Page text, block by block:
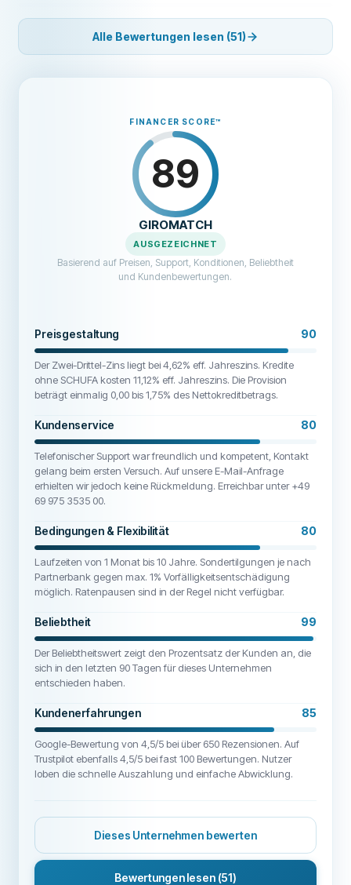
Versicherungen, Kreditkarten usw angeboten. Es wird kein echter
Kreditvertrag mit Laufzeit und Kredithöhe erstellt, also eine reine
Abzock- und Betrugsmasche. Giromatch ist Betrug genau wie
Alle Bewertungen lesen (51)
FINANCER SCORE™
89
GIROMATCH
AUSGEZEICHNET
Basierend auf Preisen, Support, Konditionen, Beliebtheit
und Kundenbewertungen.
Preisgestaltung 90
Der Zwei-Drittel-Zins liegt bei 4,62% eff. Jahreszins. Kredite
ohne SCHUFA kosten 11,12% eff. Jahreszins. Die Provision
beträgt einmalig 0,00 bis 1,75% des Nettokreditbetrags.
Kundenservice 80
Telefonischer Support war freundlich und kompetent, Kontakt
gelang beim ersten Versuch. Auf unsere E-Mail-Anfrage
erhielten wir jedoch keine Rückmeldung. Erreichbar unter +49
69 975 3535 00.
Bedingungen & Flexibilität 80
Laufzeiten von 1 Monat bis 10 Jahre. Sondertilgungen je nach
Partnerbank gegen max. 1% Vorfälligkeitsentschädigung
möglich. Ratenpausen sind in der Regel nicht verfügbar.
Beliebtheit 99
Der Beliebtheitswert zeigt den Prozentsatz der Kunden an, die
sich in den letzten 90 Tagen für dieses Unternehmen
entschieden haben.
Kundenerfahrungen 85
Google-Bewertung von 4,5/5 bei über 650 Rezensionen. Auf
Trustpilot ebenfalls 4,5/5 bei fast 100 Bewertungen. Nutzer
loben die schnelle Auszahlung und einfache Abwicklung.
Dieses Unternehmen bewerten
Bewertungen lesen (51)